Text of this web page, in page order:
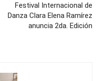
Festival Internacional de
Danza Clara Elena Ramírez
anuncia 2da. Edición